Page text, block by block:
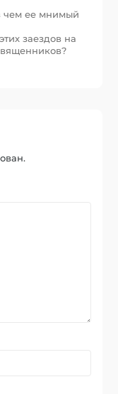
чем ее мнимый
заездов на